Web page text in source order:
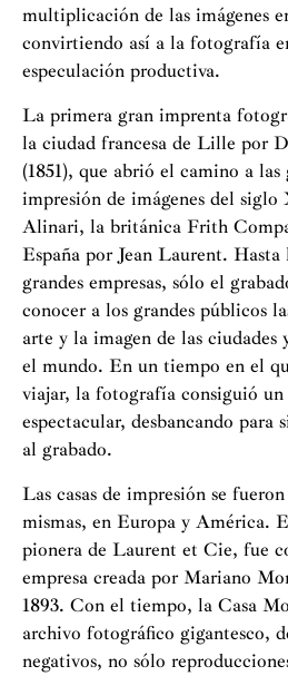
multiplicación de las imágenes
convirtiendo así a la fotografía
especulación productiva.
La primera gran imprenta
la ciudad francesa de Lille por
(1851), que abrió el camino a las
impresión de imágenes del
Alinari, la británica Frith
España por Jean Laurent. Hasta
grandes empresas, sólo el
conocer a los grandes públicos
arte y la imagen de las ciudades
el mundo. En un tiempo en el
viajar, la fotografía consiguió
espectacular, desbancando
al grabado.
Las casas de impresión se
mismas, en Europa y América.
pionera de Laurent et Cie, fue
empresa creada por Mariano
1893. Con el tiempo, la Casa
archivo fotográfico gigantesco,
negativos, no sólo